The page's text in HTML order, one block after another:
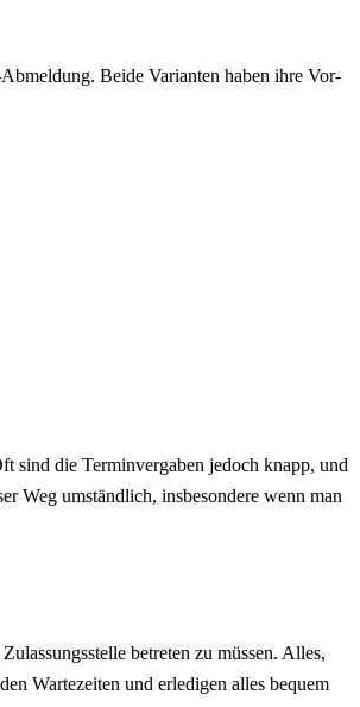
Beide Varianten haben ihre Vor-
sind die Terminvergaben jedoch knapp, und
Weg umständlich, insbesondere wenn man
betreten zu müssen. Alles,
Wartezeiten und erledigen alles bequem